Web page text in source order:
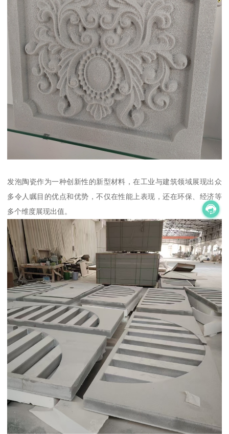
发泡陶瓷作为一种创新性的新型材料，在工业与建筑领域展现出众
多令人瞩目的优点和优势，不仅在性能上表现，还在环保、经济等
多个维度展现出值。